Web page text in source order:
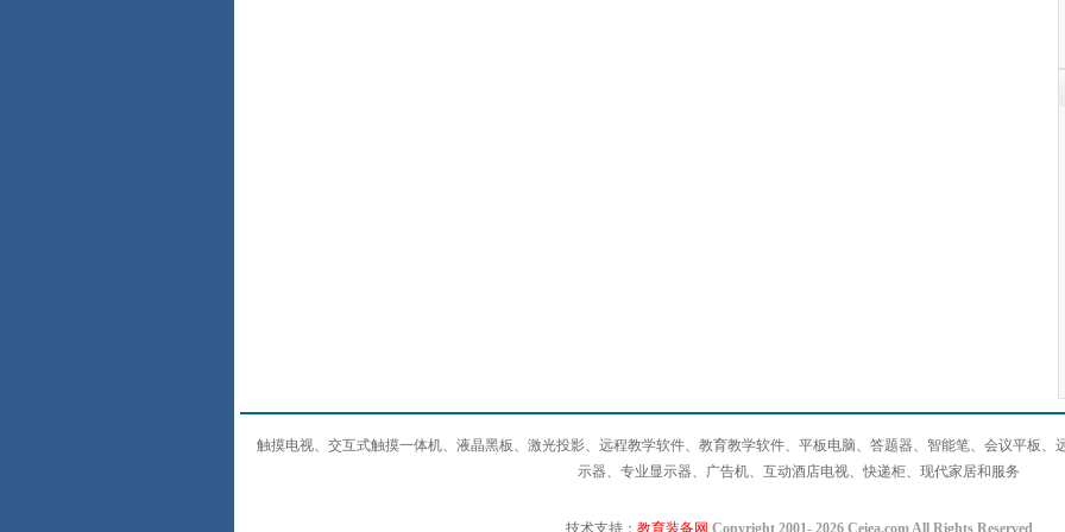
触摸电视、交互式触摸一体机、液晶黑板、激光投影、远程教学软件、教育教学软件、平板电脑、答题器、智能笔、会议平板、
示器、专业显示器、广告机、互动酒店电视、快递柜、现代家居和服务
技术支持： 教育装备网 Copyright 2001- 2026 Ceiea.com All Rights Reserved